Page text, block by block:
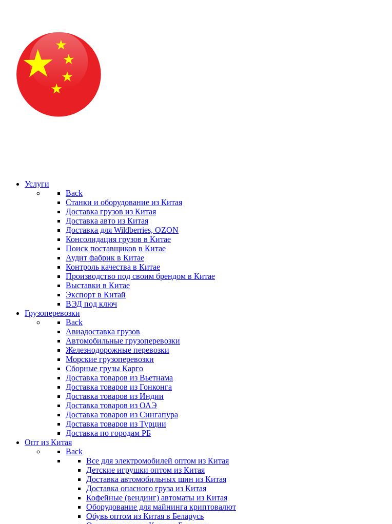
Услуги
Back
Станки и оборудование из Китая
Доставка грузов из Китая
Доставка авто из Китая
Доставка для Wildberries, OZON
Консолидация грузов в Китае
Поиск поставщиков в Китае
Аудит фабрик в Китае
Контроль качества в Китае
Производство под своим брендом в Китае
Выставки в Китае
Экспорт в Китай
ВЭД под ключ
Грузоперевозки
Back
Авиадоставка грузов
Автомобильные грузоперевозки
Железнодорожные перевозки
Морские грузоперевозки
Сборные грузы Карго
Доставка товаров из Вьетнама
Доставка товаров из Гонконга
Доставка товаров из Индии
Доставка товаров из ОАЭ
Доставка товаров из Сингапура
Доставка товаров из Турции
Доставка по городам РБ
Опт из Китая
Back
Все для электромобилей оптом из Китая
Детские игрушки оптом из Китая
Доставка автомобильных шин из Китая
Доставка опасного груза из Китая
Кофейные (вендинг) автоматы из Китая
Оборудование для майнинга криптовалют
Обувь оптом из Китая в Беларусь